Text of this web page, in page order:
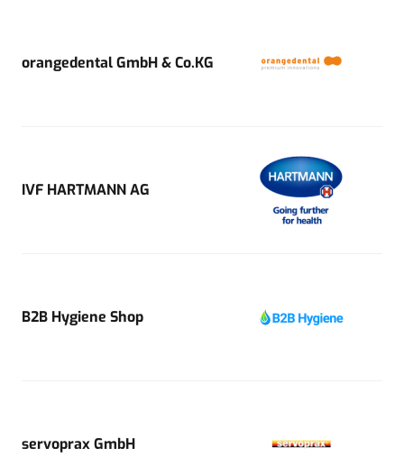
orangedental GmbH & Co.KG
IVF HARTMANN AG
B2B Hygiene Shop
servoprax GmbH